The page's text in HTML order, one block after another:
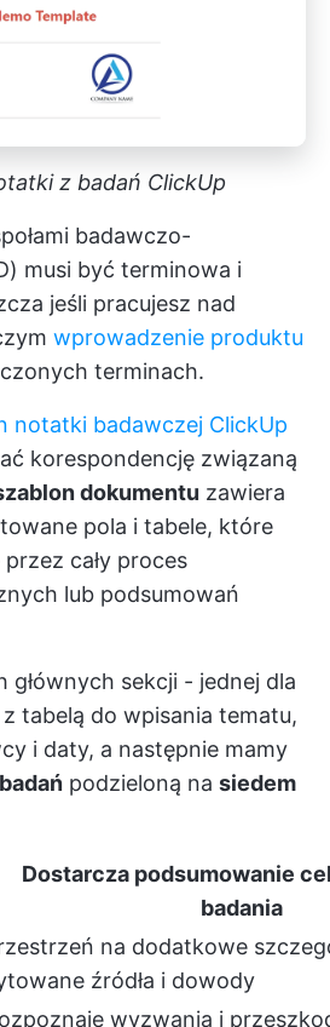
z badań ClickUp
badawczo-
musi być terminowa i
jeśli pracujesz nad
wprowadzenie produktu
terminach.
notatki badawczej ClickUp
korespondencję związaną
dokumentu zawiera
pola i tabele, które
cały proces
lub podsumowań
głównych sekcji - jednej dla
tabelą do wpisania tematu,
i daty, a następnie mamy
podzieloną na siedem
Dostarcza podsumowanie
badania
na dodatkowe
źródła i dowody
wyzwania i